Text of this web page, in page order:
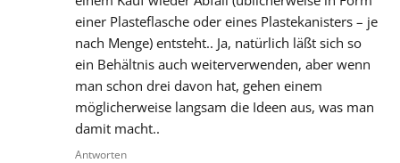
einer Plasteflasche oder eines Plastekanisters – je
nach Menge) entsteht.. Ja, natürlich läßt sich so
ein Behältnis auch weiterverwenden, aber wenn
man schon drei davon hat, gehen einem
möglicherweise langsam die Ideen aus, was man
damit macht..
Antworten